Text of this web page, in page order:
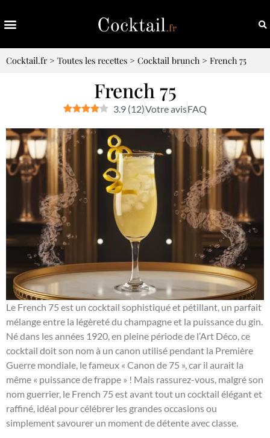
Cocktail.fr> Toutes les recettes > Cocktail brunch > French 75
French 75
3.9 (12)Votre avisFAQ
Le French 75 est un cocktail sophistiqué et pétillant, un parfait
mélange entre la légèreté du champagne et la puissance du gin.
Né dans les années 1920, en pleine période de l’Art Déco, ce
cocktail doit son nom à un canon utilisé pendant la Première
Guerre mondiale, le fameux « Canon de 75 », car il aurait la
même « puissance de frappe » ! Mais rassurez-vous, malgré son
nom guerrier, le French 75 est avant tout un cocktail élégant et
raffiné, idéal pour célébrer les grandes occasions ou
simplement savourer un moment de détente avec classe.